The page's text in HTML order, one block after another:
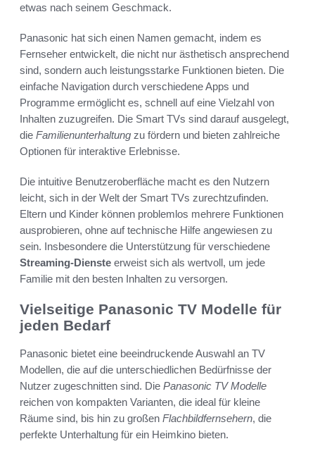
etwas nach seinem Geschmack.
Panasonic hat sich einen Namen gemacht, indem es
Fernseher entwickelt, die nicht nur ästhetisch ansprechend
sind, sondern auch leistungsstarke Funktionen bieten. Die
einfache Navigation durch verschiedene Apps und
Programme ermöglicht es, schnell auf eine Vielzahl von
Inhalten zuzugreifen. Die Smart TVs sind darauf ausgelegt,
die Familienunterhaltung zu fördern und bieten zahlreiche
Optionen für interaktive Erlebnisse.
Die intuitive Benutzeroberfläche macht es den Nutzern
leicht, sich in der Welt der Smart TVs zurechtzufinden.
Eltern und Kinder können problemlos mehrere Funktionen
ausprobieren, ohne auf technische Hilfe angewiesen zu
sein. Insbesondere die Unterstützung für verschiedene
Streaming-Dienste erweist sich als wertvoll, um jede
Familie mit den besten Inhalten zu versorgen.
Vielseitige Panasonic TV Modelle für
jeden Bedarf
Panasonic bietet eine beeindruckende Auswahl an TV
Modellen, die auf die unterschiedlichen Bedürfnisse der
Nutzer zugeschnitten sind. Die Panasonic TV Modelle
reichen von kompakten Varianten, die ideal für kleine
Räume sind, bis hin zu großen Flachbildfernsehern, die
perfekte Unterhaltung für ein Heimkino bieten.